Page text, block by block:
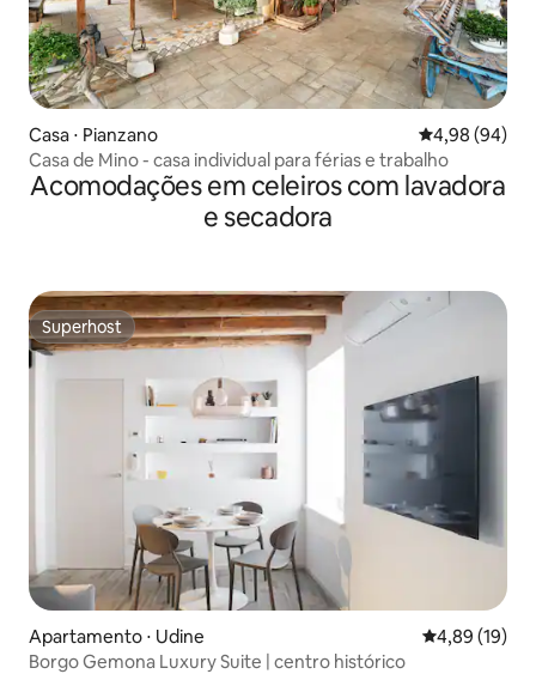
Casa ⋅ Pianzano 4,98 de uma
4,98 (94)
Casa de Mino - casa individual para férias e trabalho
Acomodações em celeiros com lavadora
e secadora
Superhost
Superhost
Apartamento ⋅ Udine 4,89 de uma
4,89 (19)
Borgo Gemona Luxury Suite | centro histórico